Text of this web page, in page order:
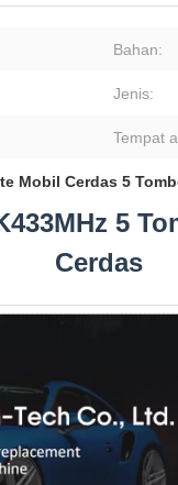
Bahan:
Jenis:
Tempat
Mobil Cerdas 5
5
Cerdas